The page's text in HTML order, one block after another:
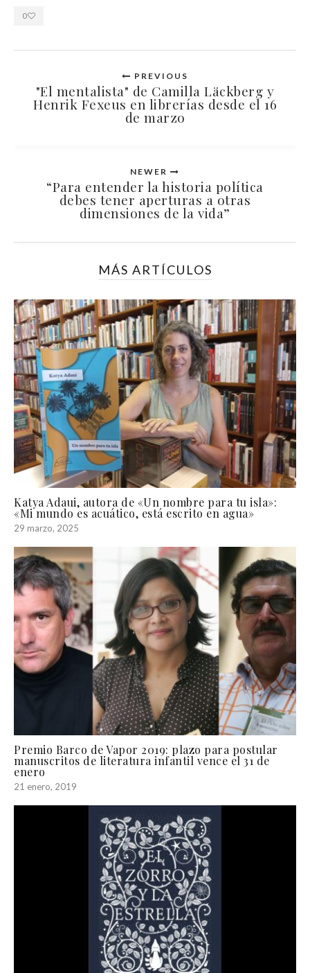
0
PREVIOUS
"El mentalista" de Camilla Läckberg y
Henrik Fexeus en librerías desde el 16
de marzo
NEWER
“Para entender la historia política
debes tener aperturas a otras
dimensiones de la vida”
MÁS ARTÍCULOS
Katya Adaui, autora de «Un nombre para tu isla»:
«Mi mundo es acuático, está escrito en agua»
29 marzo, 2025
Premio Barco de Vapor 2019: plazo para postular
manuscritos de literatura infantil vence el 31 de
enero
21 enero, 2019